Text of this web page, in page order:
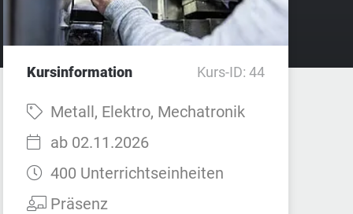
Kursinformation Kurs-ID: 44
Fach:Metall, Elektro, Mechatronik
Startzeit:
ab 02.11.2026
Dauer:400 Unterrichtseinheiten
Teilnahmeart:
Präsenz